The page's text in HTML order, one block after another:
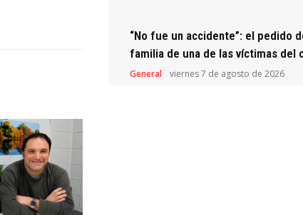
“No fue un accidente”: el pedido
familia de una de las víctimas del
General viernes 7 de agosto de 2026